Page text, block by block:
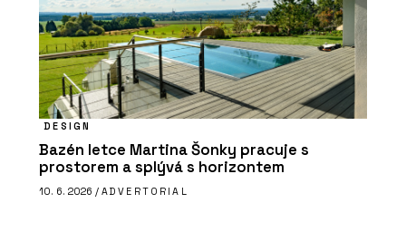
DESIGN
Bazén letce Martina Šonky pracuje s
prostorem a splývá s horizontem
10. 6. 2026 / ADVERTORIAL